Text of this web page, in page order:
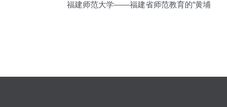
福建师范大学——福建省师范教育的“黄埔